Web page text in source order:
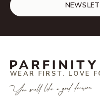
WEAR FIRST. LOVE
You smell like a good decision.